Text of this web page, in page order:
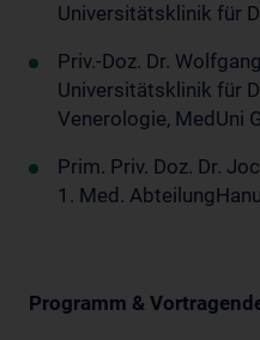
Universitätsklinik für
Priv.-Doz. Dr.
Universitätsklinik für
Venerologie, MedUni
Prim. Priv. Doz. Dr.
1. Med.
Programm &